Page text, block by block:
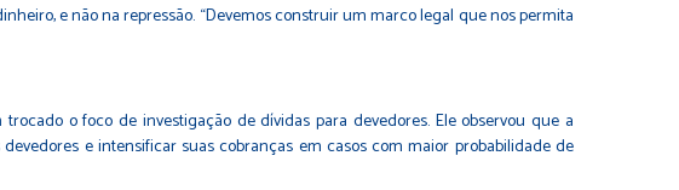
e não na repressão. “Devemos construir um marco legal que nos permita
o foco de investigação de dívidas para devedores. Ele observou que a
e intensificar suas cobranças em casos com maior probabilidade de